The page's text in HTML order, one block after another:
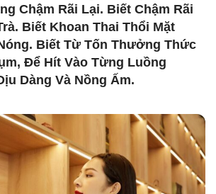
Chậm Rãi Lại. Biết Chậm Rãi
Biết Khoan Thai Thổi Mặt
Biết Từ Tốn Thưởng Thức
Để Hít Vào Từng Luồng
Dàng Và Nồng Ấm.